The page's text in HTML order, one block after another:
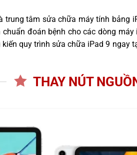
tâm sửa chữa máy tính bảng
đoán bệnh cho các dòng
quy trình sửa chữa iPad 9
THAY NÚT